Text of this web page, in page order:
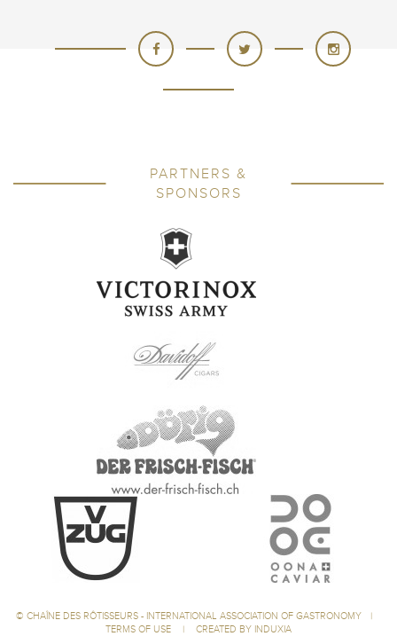
PARTNERS &
SPONSORS
© CHAÎNE DES RÔTISSEURS - INTERNATIONAL ASSOCIATION OF GASTRONOMY
|
TERMS OF USE
| CREATED BY INDUXIA